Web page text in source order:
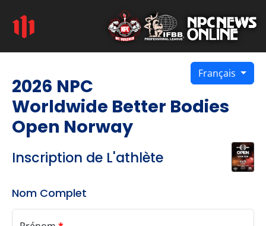
Français
2026 NPC
Worldwide Better Bodies
Open Norway
Inscription de L'athlète
Nom Complet